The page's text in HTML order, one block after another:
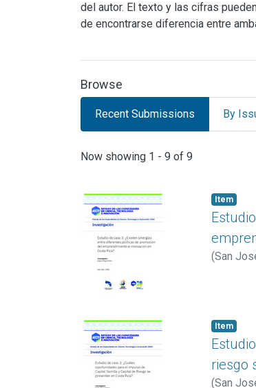
del autor. El texto y las cifras
de encontrarse diferencia entre
Browse
Recent Submissions By
Recent Submissions
Now showing 1 - 9 of 9
Item
(San
Item
riesgo
(San